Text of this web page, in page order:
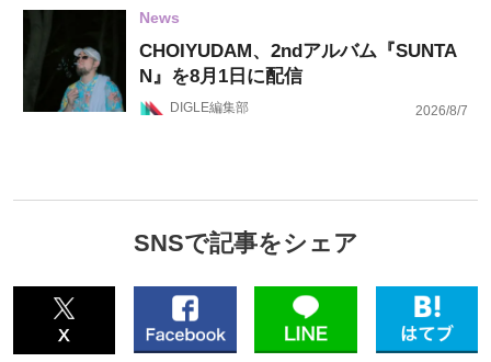
News
CHOIYUDAM、2ndアルバム『SUNTA
N』を8月1日に配信
DIGLE編集部 2026/8/7
SNSで記事をシェア